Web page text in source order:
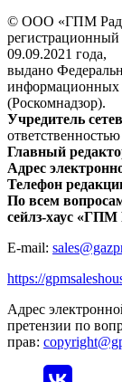
© ООО «ГПМ
09.09.2021 года,
выдано
информационных
(Роскомнадзор).
Учредитель
Главный
Адрес
Телефон
По всем
сейлз-хаус «ГПМ
E-mail:
https://
Адрес
претензии по
прав: